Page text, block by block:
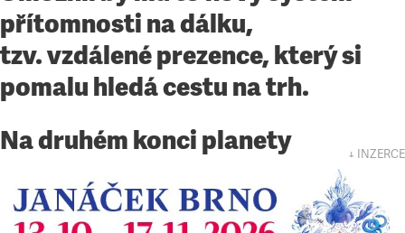
přítomnosti na dálku,
tzv. vzdálené prezence, který si
pomalu hledá cestu na trh.
Na druhém konci planety
↓ INZERCE